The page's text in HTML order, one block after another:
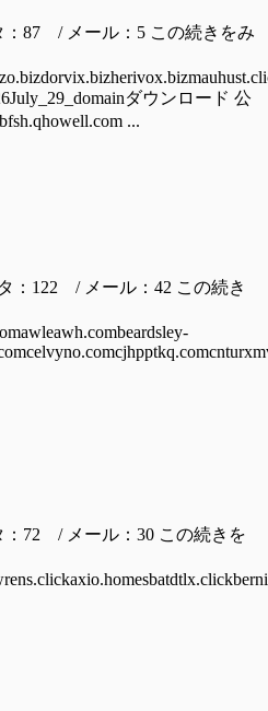
87 / メール：5 この続きをみ
ダウンロード 公
...
：122 / メール：42 この続き
72 / メール：30 この続きを